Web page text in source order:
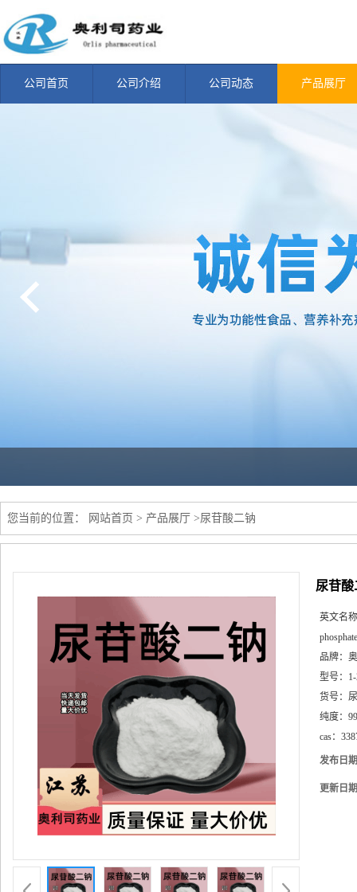
公司首页 公司介绍 公司动态 产品展厅
您当前的位置： 网站首页 > 产品展厅 >尿苷酸二钠
尿苷酸
英文名
phosphate
品牌：
型号：
货号：
纯度： 99
cas：
发布日
更新日